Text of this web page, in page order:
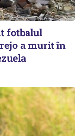
fotbalul
a murit în